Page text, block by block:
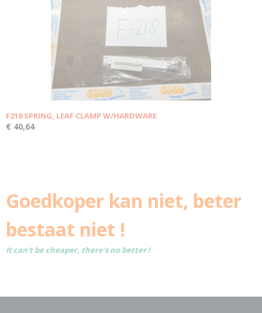
F218 SPRING, LEAF CLAMP W/HARDWARE
€ 40,64
Goedkoper kan niet, beter
bestaat niet !
It can't be cheaper, there's no better !